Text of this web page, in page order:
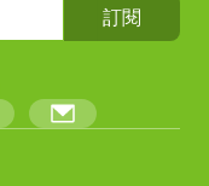
訂閱